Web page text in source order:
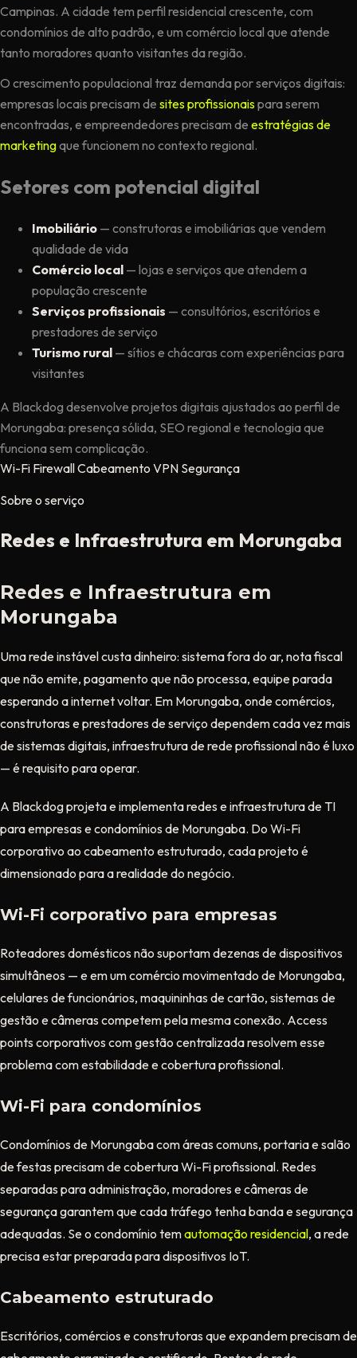
Campinas. A cidade tem perfil residencial crescente, com
condomínios de alto padrão, e um comércio local que atende
tanto moradores quanto visitantes da região.
O crescimento populacional traz demanda por serviços digitais:
empresas locais precisam de sites profissionaispara serem
encontradas, e empreendedores precisam de estratégias de
marketingque funcionem no contexto regional.
Setores com potencial digital
Imobiliário — construtoras e imobiliárias que vendem
qualidade de vida
Comércio local — lojas e serviços que atendem a
população crescente
Serviços profissionais — consultórios, escritórios e
prestadores de serviço
Turismo rural — sítios e chácaras com experiências para
visitantes
A Blackdog desenvolve projetos digitais ajustados ao perfil de
Morungaba: presença sólida, SEO regional e tecnologia que
funciona sem complicação.
Wi-Fi FirewallCabeamento VPN Segurança
Sobre o serviço
Redes e Infraestrutura em Morungaba
Redes e Infraestrutura em
Morungaba
Uma rede instável custa dinheiro: sistema fora do ar, nota fiscal
que não emite, pagamento que não processa, equipe parada
esperando a internet voltar. Em Morungaba, onde comércios,
construtoras e prestadores de serviço dependem cada vez mais
de sistemas digitais, infraestrutura de rede profissional não é luxo
— é requisito para operar.
A Blackdog projeta e implementa redes e infraestrutura de TI
para empresas e condomínios de Morungaba. Do Wi-Fi
corporativo ao cabeamento estruturado, cada projeto é
dimensionado para a realidade do negócio.
Wi-Fi corporativo para empresas
Roteadores domésticos não suportam dezenas de dispositivos
simultâneos — e em um comércio movimentado de Morungaba,
celulares de funcionários, maquininhas de cartão, sistemas de
gestão e câmeras competem pela mesma conexão. Access
points corporativos com gestão centralizada resolvem esse
problema com estabilidade e cobertura profissional.
Wi-Fi para condomínios
Condomínios de Morungaba com áreas comuns, portaria e salão
de festas precisam de cobertura Wi-Fi profissional. Redes
separadas para administração, moradores e câmeras de
segurança garantem que cada tráfego tenha banda e segurança
adequadas. Se o condomínio temautomação residencial, a rede
precisa estar preparada para dispositivos IoT.
Cabeamento estruturado
Escritórios, comércios e construtoras que expandem precisam de